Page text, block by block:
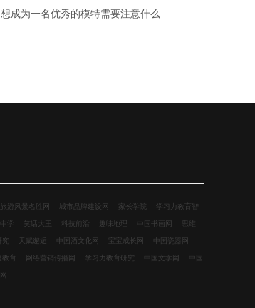
想成为一名优秀的模特需要注意什么
旅游风景名胜网 城市品牌建设网 家长学院 学习力教育智
中学 笑话大王 科技前沿 趣味地理 中国书画网 思维
究 天赋邂逅 中国酒文化网 宝宝成长网 中国瓷器网
教育 网络营销传播网 学习力教育研究 中国文学网 中国